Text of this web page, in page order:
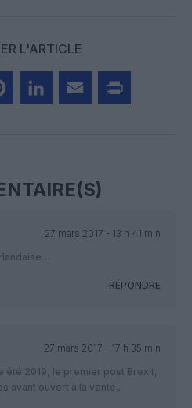
L'ARTICLE
27 mars 2017 - 13 h 41 min
RÉPONDRE
27 mars 2017 - 17 h 35 min
été 2019, le premier post Brexit,
avant ouvert à la vente..